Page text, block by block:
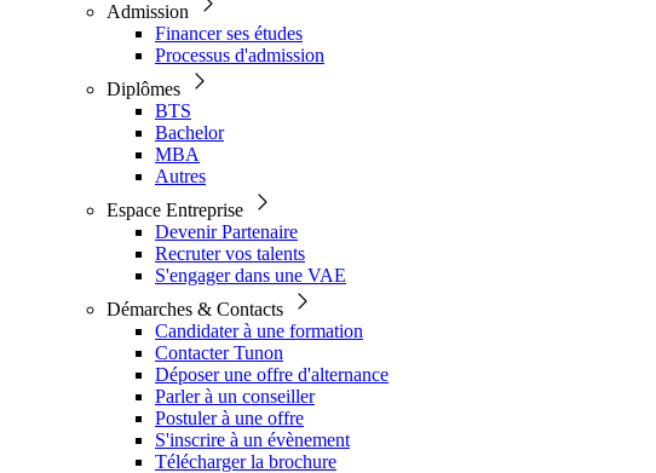
Admission
Financer ses études
Processus d'admission
Diplômes
BTS
Bachelor
MBA
Autres
Espace Entreprise
Devenir Partenaire
Recruter vos talents
S'engager dans une VAE
Démarches & Contacts
Candidater à une formation
Contacter Tunon
Déposer une offre d'alternance
Parler à un conseiller
Postuler à une offre
S'inscrire à un évènement
Télécharger la brochure